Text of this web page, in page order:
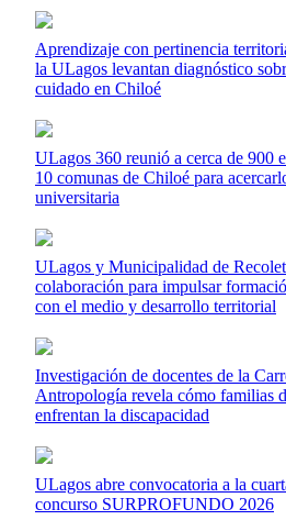
Aprendizaje con pertinencia
la ULagos levantan diagnóstico
cuidado en Chiloé
ULagos 360 reunió a cerca de 900
10 comunas de Chiloé para
universitaria
ULagos y Municipalidad de
colaboración para impulsar
con el medio y desarrollo territorial
Investigación de docentes de la
Antropología revela cómo familias
enfrentan la discapacidad
ULagos abre convocatoria a la
concurso SURPROFUNDO 2026